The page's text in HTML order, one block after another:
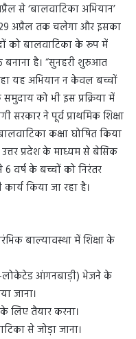
से ‘बालवाटिका अभियान’
अप्रैल तक चलेगा और इसका
को बालवाटिका के रूप में
बनाना है। “सुनहरी शुरुआत
यह अभियान न केवल बच्चों
को भी इस प्रक्रिया में
ने पूर्व प्राथमिक शिक्षा
कक्षा घोषित किया
उत्तर प्रदेश के माध्यम से बेसिक
6 वर्ष के बच्चों को निरंतर
किया जा रहा है।
बाल्यावस्था में शिक्षा के
लोकेटेड आंगनबाड़ी) भेजने के
जाना।
लिए तैयार करना।
से जोड़ा जाना।